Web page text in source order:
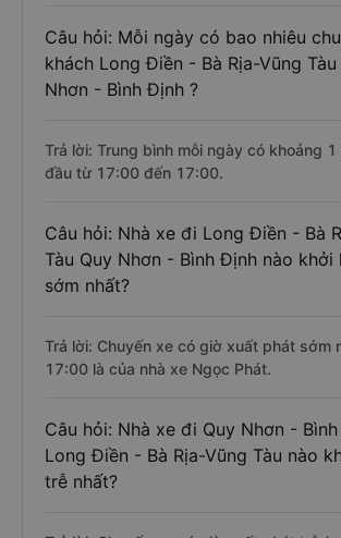
Câu hỏi: Mỗi ngày có bao nhiêu
khách Long Điền - Bà Rịa-Vũng
Nhơn - Bình Định ?
Trả lời: Trung bình mỗi ngày có khoảng
đầu từ 17:00 đến 17:00.
Câu hỏi: Nhà xe đi Long Điền - Bà
Tàu Quy Nhơn - Bình Định nào khởi
sớm nhất?
Trả lời: Chuyến xe có giờ xuất phát sớm
17:00 là của nhà xe Ngọc Phát.
Câu hỏi: Nhà xe đi Quy Nhơn -
Long Điền - Bà Rịa-Vũng Tàu nào
trễ nhất?